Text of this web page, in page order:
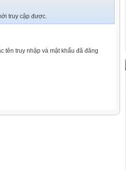
truy cập được.
tên truy nhập và mật khẩu đã đăng